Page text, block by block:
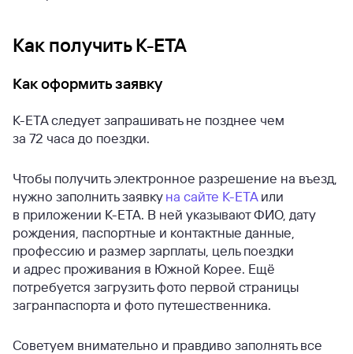
Как получить К-ЕТА
Как оформить заявку
K-ETA следует запрашивать не позднее чем
за 72 часа до поездки.
Чтобы получить электронное разрешение на въезд,
нужно заполнить заявкуна сайте К-ЕТАили
в приложении K-ETA. В ней указывают ФИО, дату
рождения, паспортные и контактные данные,
профессию и размер зарплаты, цель поездки
и адрес проживания в Южной Корее. Ещё
потребуется загрузить фото первой страницы
загранпаспорта и фото путешественника.
Советуем внимательно и правдиво заполнять все